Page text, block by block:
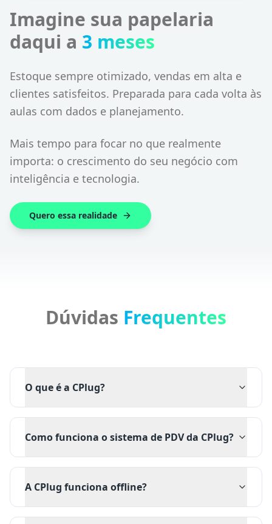
Imagine sua papelaria
daqui a 3 meses
Estoque sempre otimizado, vendas em alta e
clientes satisfeitos. Preparada para cada volta às
aulas com dados e planejamento.
Mais tempo para focar no que realmente
importa: o crescimento do seu negócio com
inteligência e tecnologia.
Quero essa realidade
Dúvidas Frequentes
O que é a CPlug?
Como funciona o sistema de PDV da CPlug?
A CPlug funciona offline?